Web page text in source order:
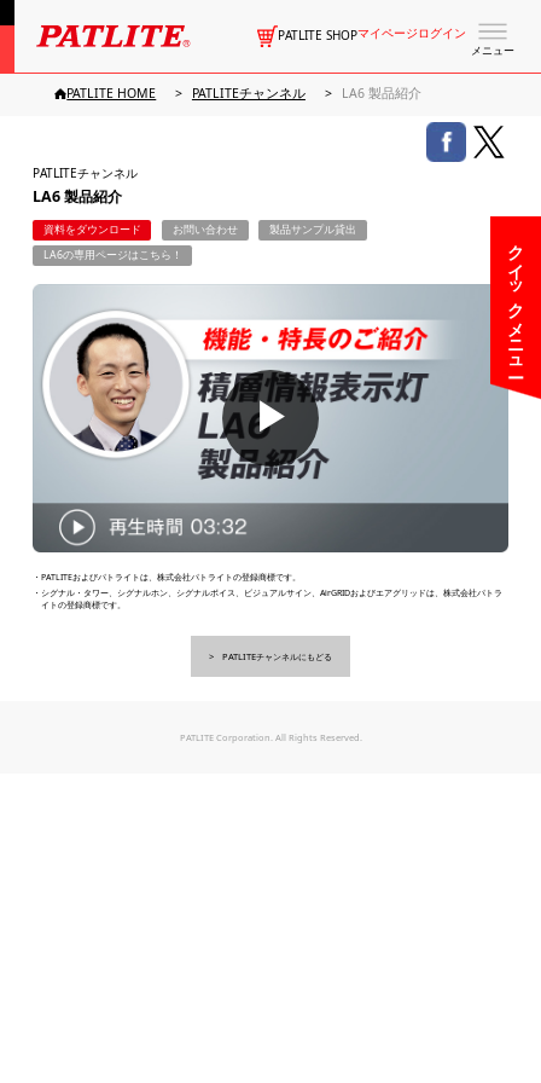
メニュー
PATLITE SHOPマイページログイン
クイックメニュー
PATLITE HOME PATLITEチャンネル LA6 製品紹介
PATLITEチャンネル
LA6 製品紹介
資料をダウンロード お問い合わせ
製品サンプル貸出
LA6の専用ページはこちら！
▶
・PATLITEおよびパトライトは、株式会社パトライトの登録商標です。
・シグナル・タワー、シグナルホン、シグナルボイス、ビジュアルサイン、AirGRIDおよびエアグリッドは、株式会社パトラ
イトの登録商標です。
PATLITEチャンネルにもどる
PATLITE Corporation. All Rights Reserved.